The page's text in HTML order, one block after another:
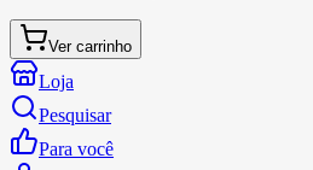
Ver carrinho
Loja
Pesquisar
Para você